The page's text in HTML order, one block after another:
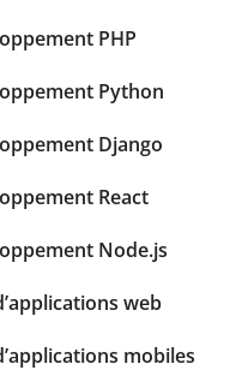
PHP
Python
Django
React
Node.js
web
mobiles